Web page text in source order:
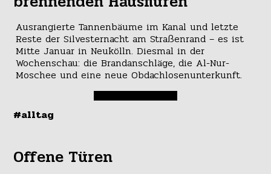
Ausrangierte Tannenbäume im Kanal und letzte
Reste der Silvesternacht am Straßenrand – es ist
Mitte Januar in Neukölln. Diesmal in der
Wochenschau: die Brandanschläge, die Al-Nur-
Moschee und eine neue Obdachlosenunterkunft.
#alltag
Offene Türen